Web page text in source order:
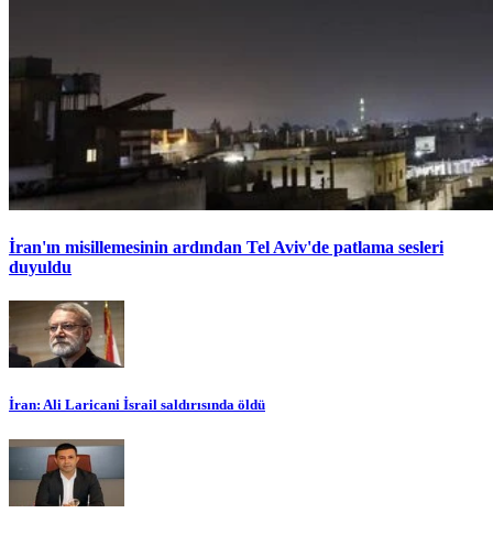
İran'ın misillemesinin ardından Tel Aviv'de patlama sesleri
duyuldu
İran: Ali Laricani İsrail saldırısında öldü